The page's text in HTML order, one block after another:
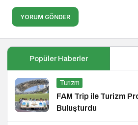
YORUM GÖNDER
Popüler Haberler
Turizm
FAM Trip ile Turizm
Buluşturdu